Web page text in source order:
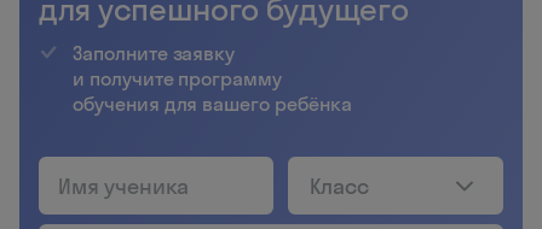
для успешного будущего
Заполните заявку
и получите программу
обучения для вашего ребёнка
Класс